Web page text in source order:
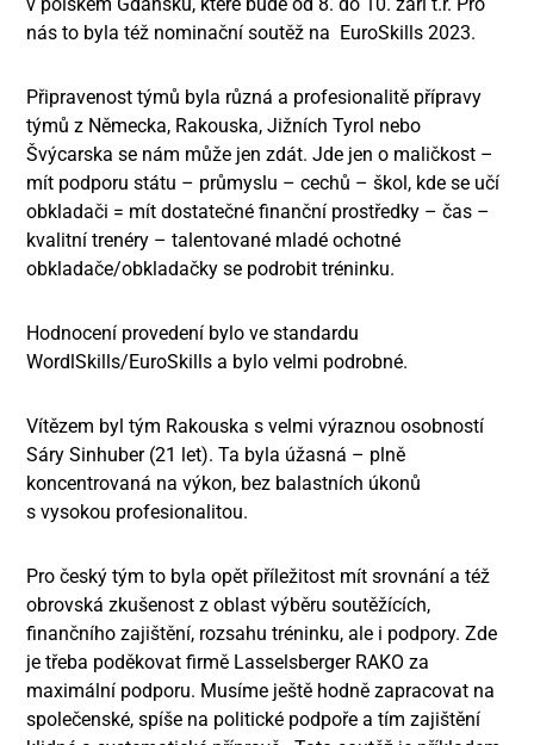
nás to byla též nominační soutěž na EuroSkills 2023.
Připravenost týmů byla různá a profesionalitě přípravy
týmů z Německa, Rakouska, Jižních Tyrol nebo
Švýcarska se nám může jen zdát. Jde jen o maličkost –
mít podporu státu – průmyslu – cechů – škol, kde se učí
obkladači = mít dostatečné finanční prostředky – čas –
kvalitní trenéry – talentované mladé ochotné
obkladače/obkladačky se podrobit tréninku.
Hodnocení provedení bylo ve standardu
WordlSkills/EuroSkills a bylo velmi podrobné.
Vítězem byl tým Rakouska s velmi výraznou osobností
Sáry Sinhuber (21 let). Ta byla úžasná – plně
koncentrovaná na výkon, bez balastních úkonů
s vysokou profesionalitou.
Pro český tým to byla opět příležitost mít srovnání a též
obrovská zkušenost z oblast výběru soutěžících,
finančního zajištění, rozsahu tréninku, ale i podpory. Zde
je třeba poděkovat firmě Lasselsberger RAKO za
maximální podporu. Musíme ještě hodně zapracovat na
společenské, spíše na politické podpoře a tím zajištění